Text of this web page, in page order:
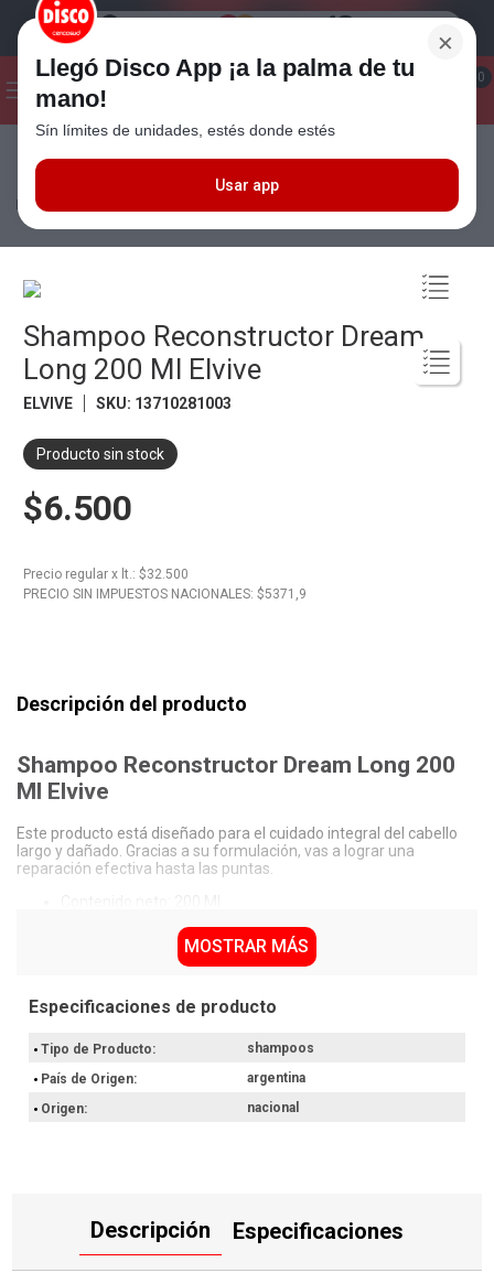
¡Hola! ¿Qué estas buscando? 0
Seleccioná el método de entrega
×
Llegó Disco App ¡a la palma de tu
mano!
Sín límites de unidades, estés donde estés
Usar app
Shampoo
Dream Long 200 Ml Elvive
Shampoo Reconstructor Dream
Long 200 Ml Elvive
ELVIVE SKU: 13710281003
Producto sin stock
$6.500
Precio regular x lt. : $32.500
PRECIO SIN IMPUESTOS NACIONALES: $5371,9
Descripción del producto
Shampoo Reconstructor Dream Long 200
Ml Elvive
Este producto está diseñado para el cuidado integral del cabello
largo y dañado. Gracias a su formulación, vas a lograr una
reparación efectiva hasta las puntas.
Específico para el tratamiento de cabello largo y dañado.
Formato líquido de fácil aplicación en la zona capilar.
Producto de origen nacional.
Por qué elegir Shampoo Reconstructor Dream Long
Al incorporar este shampoo en tu rutina de higiene capilar, vas a
obtener un recurso técnico orientado a la reconstrucción de la
fibra. Es la opción adecuada si buscás un tratamiento específico
para mantener la integridad de tu cabello desde la raíz hasta las
puntas.
MOSTRAR MÁS
Tipo de Producto
shampoos
País de Origen
argentina
Origen
nacional
Descripción Especificaciones
4.
5.
Cerveza
6.
Carne
7.
Queso
8.
Fideos
9
Chocolate
10